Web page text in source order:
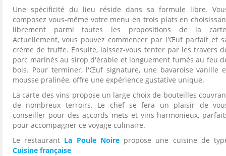
Une spécificité du lieu réside dans sa formule libre.
composez vous-même votre menu en trois plats en
librement parmi toutes les propositions de la
Actuellement, vous pouvez commencer par l'Œuf parfait et
crème de truffe. Ensuite, laissez-vous tenter par les travers
porc marinés au sirop d'érable et longuement fumés au feu
bois. Pour terminer, l'Œuf signature, une bavaroise vanille
mousse pralinée, offre une expérience gustative unique.
La carte des vins propose un large choix de bouteilles
de nombreux terroirs. Le chef se fera un plaisir de
conseiller pour des accords mets et vins harmonieux,
pour accompagner ce voyage culinaire.
Le restaurant La Poule Noirepropose une cuisine de
Cuisine française